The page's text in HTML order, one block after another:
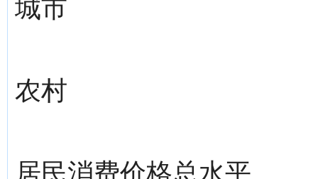
城市
农村
居民消费价格总水平